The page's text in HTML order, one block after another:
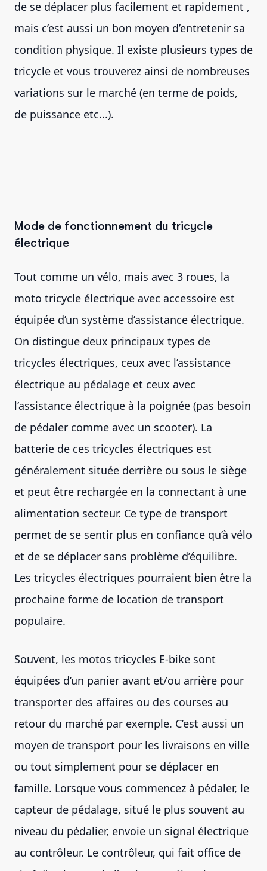
de se déplacer plus facilement et rapidement ,
mais c’est aussi un bon moyen d’entretenir sa
condition physique. Il existe plusieurs types de
tricycle et vous trouverez ainsi de nombreuses
variations sur le marché (en terme de poids,
de puissance etc...).
Mode de fonctionnement du tricycle
électrique
Tout comme un vélo, mais avec 3 roues, la
moto tricycle électrique avec accessoire est
équipée d’un système d’assistance électrique.
On distingue deux principaux types de
tricycles électriques, ceux avec l’assistance
électrique au pédalage et ceux avec
l’assistance électrique à la poignée (pas besoin
de pédaler comme avec un scooter). La
batterie de ces tricycles électriques est
généralement située derrière ou sous le siège
et peut être rechargée en la connectant à une
alimentation secteur. Ce type de transport
permet de se sentir plus en confiance qu’à vélo
et de se déplacer sans problème d’équilibre.
Les tricycles électriques pourraient bien être la
prochaine forme de location de transport
populaire.
Souvent, les motos tricycles E-bike sont
équipées d’un panier avant et/ou arrière pour
transporter des affaires ou des courses au
retour du marché par exemple. C’est aussi un
moyen de transport pour les livraisons en ville
ou tout simplement pour se déplacer en
famille. Lorsque vous commencez à pédaler, le
capteur de pédalage, situé le plus souvent au
niveau du pédalier, envoie un signal électrique
au contrôleur. Le contrôleur, qui fait office de